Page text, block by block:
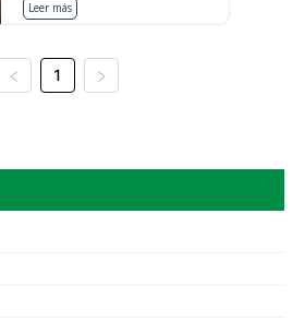
Leer más
1